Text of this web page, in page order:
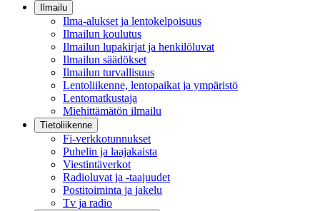
Ilmailu
Ilma-alukset ja lentokelpoisuus
Ilmailun koulutus
Ilmailun lupakirjat ja henkilöluvat
Ilmailun säädökset
Ilmailun turvallisuus
Lentoliikenne, lentopaikat ja ympäristö
Lentomatkustaja
Miehittämätön ilmailu
Tietoliikenne
Fi-verkkotunnukset
Puhelin ja laajakaista
Viestintäverkot
Radioluvat ja -taajuudet
Postitoiminta ja jakelu
Tv ja radio